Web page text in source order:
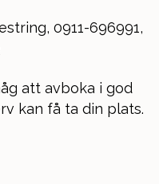
0911-696991,
att avboka i god
kan få ta din plats.